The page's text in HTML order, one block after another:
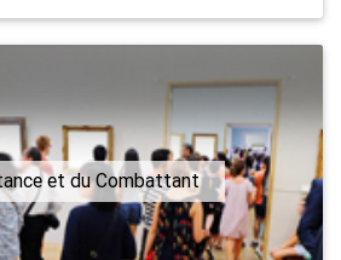
et du Combattant